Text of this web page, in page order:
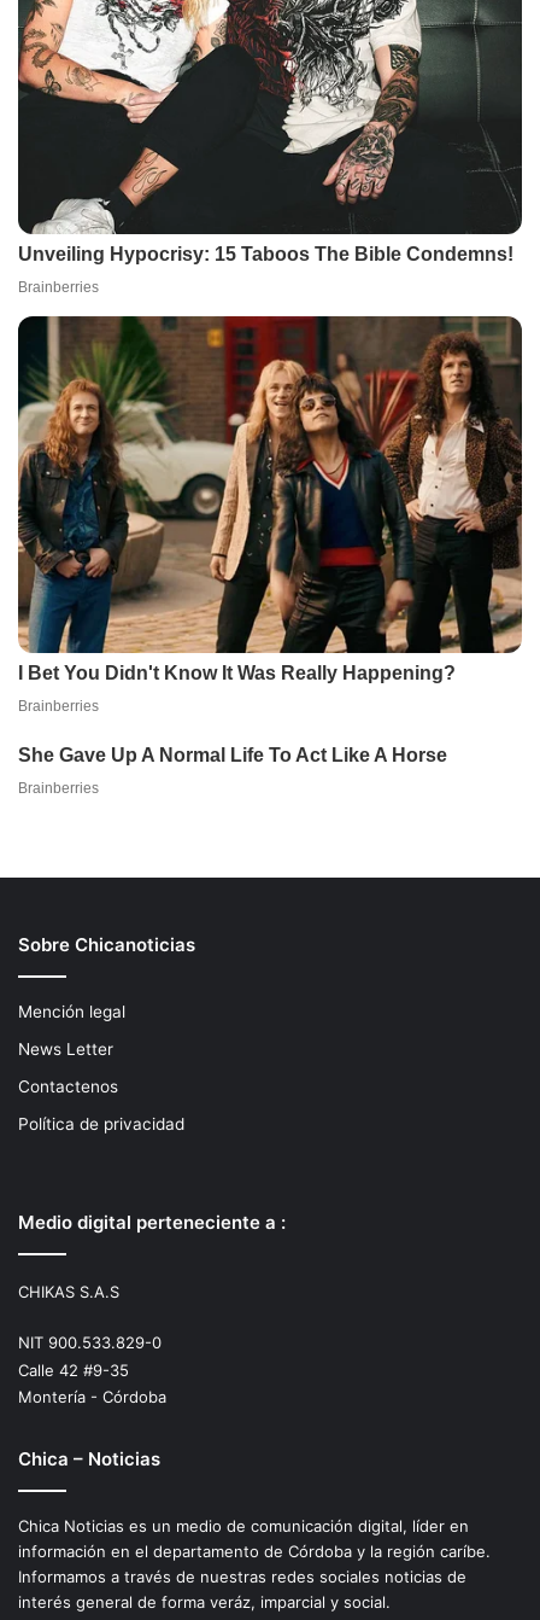
Sobre Chicanoticias
Mención legal
News Letter
Contactenos
Política de privacidad
Medio digital perteneciente a :
CHIKAS S.A.S
NIT 900.533.829-0
Calle 42 #9-35
Montería - Córdoba
Chica – Noticias
Chica Noticias es un medio de comunicación digital, líder en
información en el departamento de Córdoba y la región caríbe.
Informamos a través de nuestras redes sociales noticias de
interés general de forma veráz, imparcial y social.